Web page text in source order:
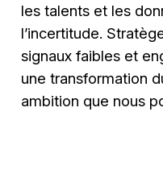
les talents et les
l’incertitude.
signaux faibles et
une transformation
ambition que nous